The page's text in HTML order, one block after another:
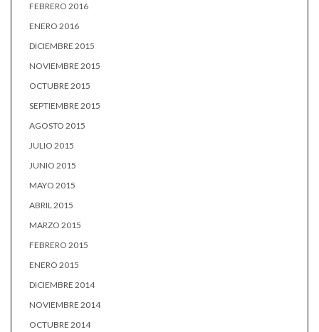
FEBRERO 2016
ENERO 2016
DICIEMBRE 2015
NOVIEMBRE 2015
OCTUBRE 2015
SEPTIEMBRE 2015
AGOSTO 2015
JULIO 2015
JUNIO 2015
MAYO 2015
ABRIL 2015
MARZO 2015
FEBRERO 2015
ENERO 2015
DICIEMBRE 2014
NOVIEMBRE 2014
OCTUBRE 2014